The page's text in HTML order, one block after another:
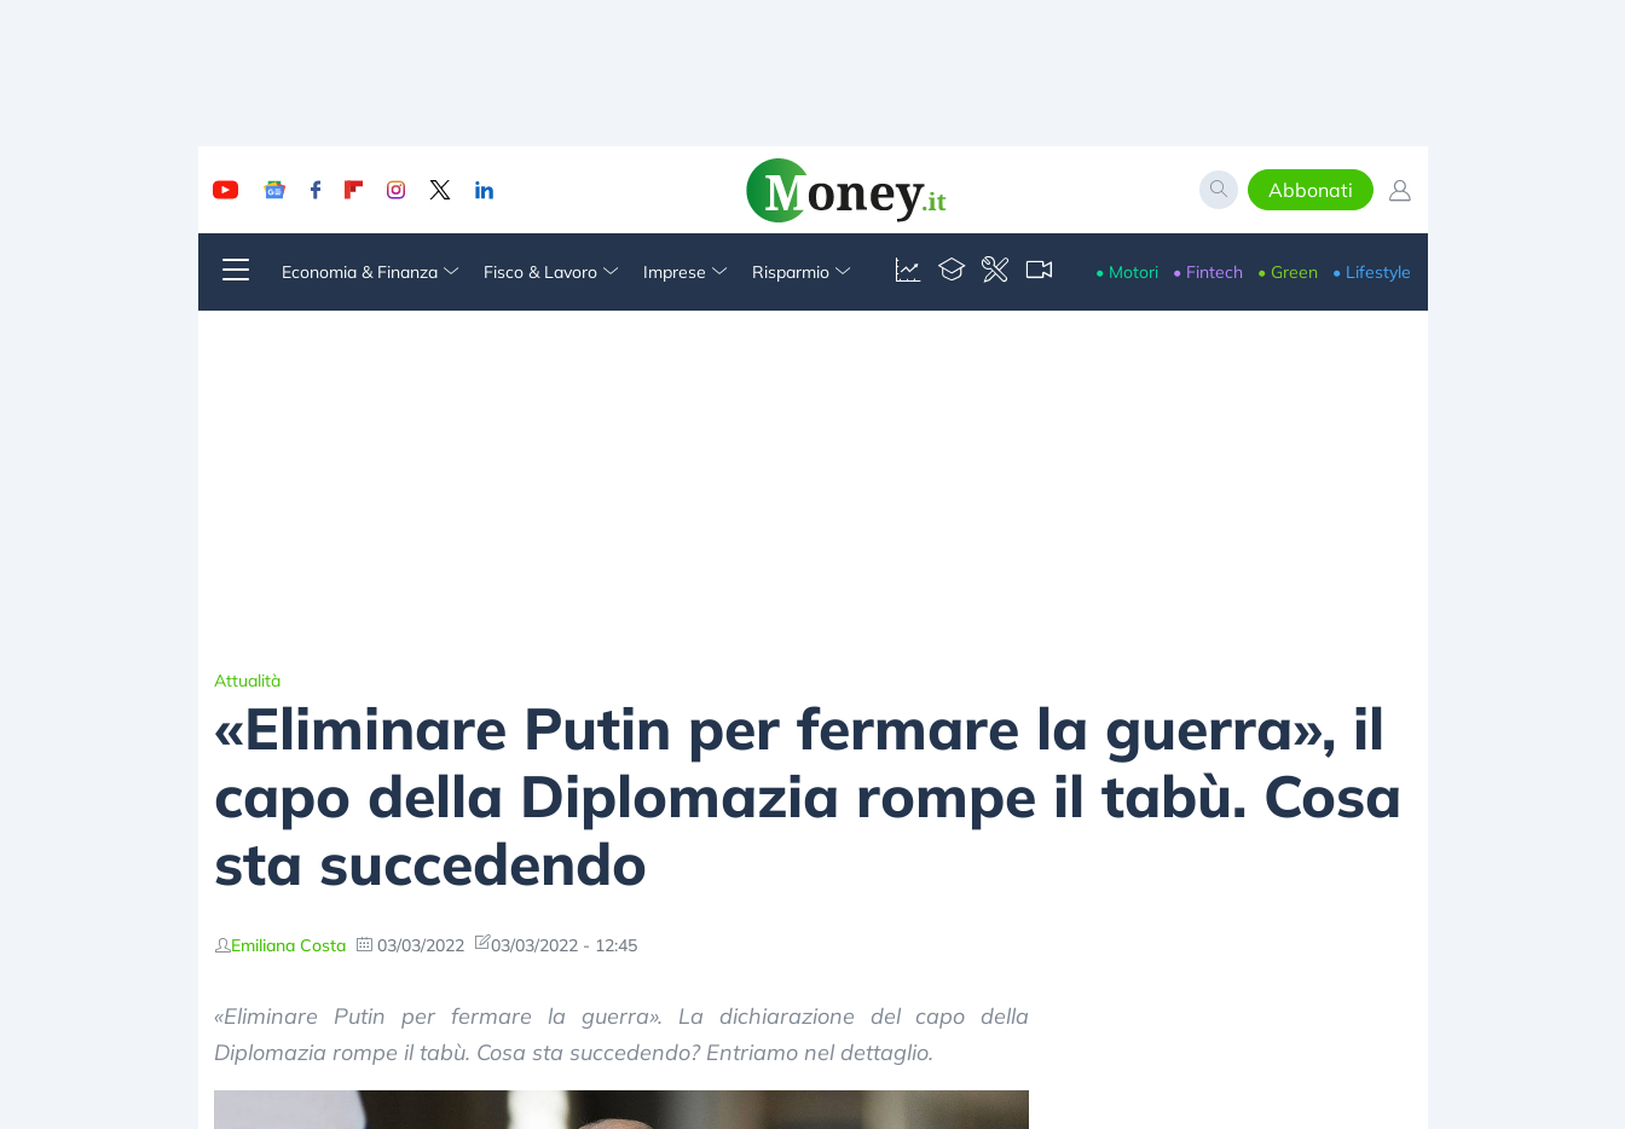
Abbonati
Economia & Finanza Fisco & Lavoro Imprese Risparmio • Motori • Fintech • Green • Lifestyle
Attualità
«Eliminare Putin per fermare la guerra», il
capo della Diplomazia rompe il tabù. Cosa
sta succedendo
Emiliana Costa 03/03/2022 03/03/2022 - 12:45
«Eliminare Putin per fermare la guerra». La dichiarazione del capo della
Diplomazia rompe il tabù. Cosa sta succedendo? Entriamo nel dettaglio.